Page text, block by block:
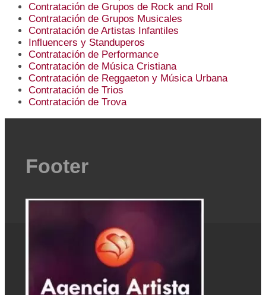
Contratación de Grupos de Rock and Roll
Contratación de Grupos Musicales
Contratación de Artistas Infantiles
Influencers y Standuperos
Contratación de Performance
Contratación de Música Cristiana
Contratación de Reggaeton y Música Urbana
Contratación de Trios
Contratación de Trova
Footer